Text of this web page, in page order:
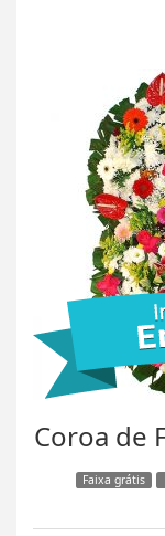
Coroa de
Faixa grátis